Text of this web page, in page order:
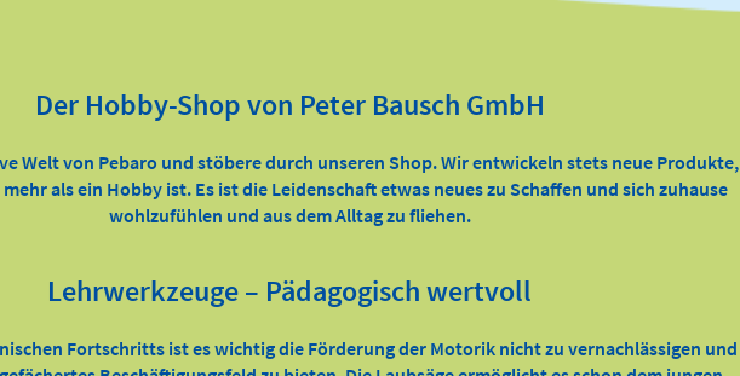
Der Hobby-Shop von Peter Bausch GmbH
Welt von Pebaro und stöbere durch unseren Shop. Wir entwickeln stets neue Produkte,
als ein Hobby ist. Es ist die Leidenschaft etwas neues zu Schaffen und sich zuhause
wohlzufühlen und aus dem Alltag zu fliehen.
Lehrwerkzeuge – Pädagogisch wertvoll
Fortschritts ist es wichtig die Förderung der Motorik nicht zu vernachlässigen und